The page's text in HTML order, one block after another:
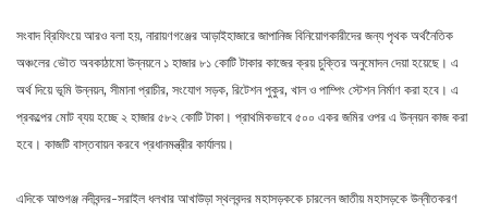
সংবাদ ব্রিফিংয়ে আরও বলা হয়, নারায়ণগঞ্জের আড়াইহাজারে জাপানিজ বিনিয়োগকারীদের জন্য পৃথক অর্থনৈতিক
অঞ্চলের ভৌত অবকাঠামো উন্নয়নে ১ হাজার ৮১ কোটি টাকার কাজের ক্রয় চুক্তির অনুমোদন দেয়া হয়েছে। এ
অর্থ দিয়ে ভূমি উন্নয়ন, সীমানা প্রাচীর, সংযোগ সড়ক, রিটেশন পুকুর, খাল ও পাম্পিং স্টেশন নির্মাণ করা হবে। এ
প্রকল্পের মোট ব্যয় হচ্ছে ২ হাজার ৫৮২ কোটি টাকা। প্রাথমিকভাবে ৫০০ একর জমির ওপর এ উন্নয়ন কাজ করা
হবে। কাজটি বাস্তবায়ন করবে প্রধানমন্ত্রীর কার্যালয়।
এদিকে আশুগঞ্জ নদীবন্দর-সরাইল ধলখার আখাউড়া স্থলবন্দর মহাসড়ককে চারলেন জাতীয় মহাসড়কে উন্নীতকরণ